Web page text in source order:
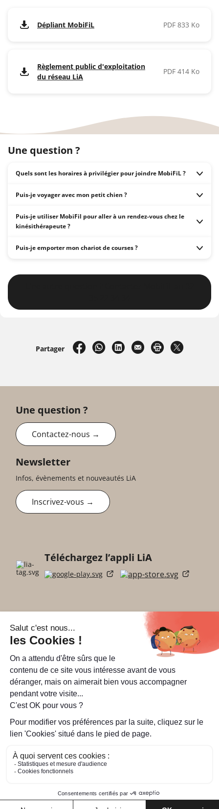
Dépliant MobiFiL PDF 833 Ko
Règlement public d'exploitation
du réseau LiA
PDF 414 Ko
Une question ?
Quels sont les horaires à privilégier pour joindre MobiFiL ?
Puis-je voyager avec mon petit chien ?
Puis-je utiliser MobiFil pour aller à un rendez-vous chez le
kinésithérapeute ?
Puis-je emporter mon chariot de courses ?
Partager sur Facebook
par WhatsApp
sur LinkedIn
par e-mailImprimer la
sur X
Une question ?
Contactez-nous →
Newsletter
Infos, évènements et nouveautés LiA
Inscrivez-vous →
Téléchargez l’appli LiA
Suivez-nous
sur Facebook
sur Instagram
sur YouTube
sur LinkedIn
Accessibilité : partiellement conforme
À propos
CGU CGV Règlements
Cookies